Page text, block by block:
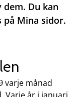
dem. Du kan
Mina sidor.
varje månad